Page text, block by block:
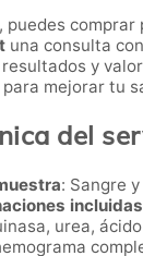
puedes
una consulta
y
mejorar tu
del
: Sangre
incluidas
urea,